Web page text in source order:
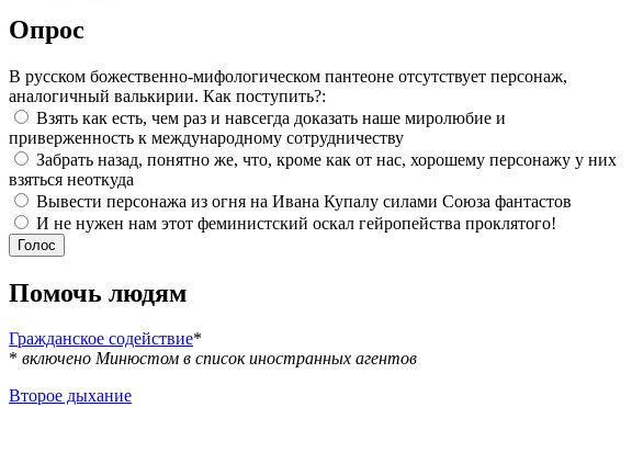
Опрос
В русском божественно-мифологическом пантеоне отсутствует персонаж,
аналогичный валькирии. Как поступить?:
Взять как есть, чем раз и навсегда доказать наше миролюбие и
приверженность к международному сотрудничеству
Забрать назад, понятно же, что, кроме как от нас, хорошему персонажу у них
взяться неоткуда
Вывести персонажа из огня на Ивана Купалу силами Союза фантастов
И не нужен нам этот феминистский оскал гейропейства проклятого!
Помочь людям
Гражданское содействие*
* включено Минюстом в список иностранных агентов
Второе дыхание